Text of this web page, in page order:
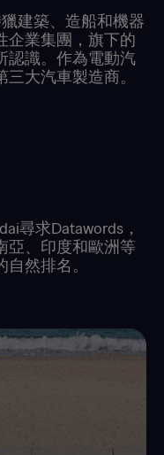
建築、造船和機器
企業集團，旗下的
認識。作為電動汽
大汽車製造商。
尋求Datawords，
亞、印度和歐洲等
然排名。